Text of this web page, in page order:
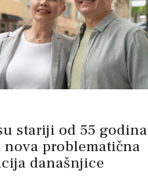
stariji od 55 godina
problematična
današnjice